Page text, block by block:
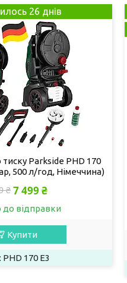
26 днів
Parkside PHD 170
500 л/год, Німеччина)
₴ 7 499 ₴
до відправки
Купити
PHD 170 E3